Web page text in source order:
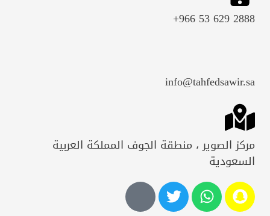
2888 629 53 966+
info@tahfedsawir.sa
مركز الصوير ، منطقة الجوف المملكة العربية
السعودية